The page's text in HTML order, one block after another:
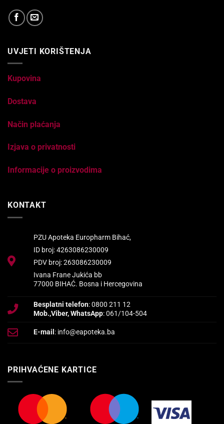
UVJETI KORIŠTENJA
Kupovina
Dostava
Način plaćanja
Izjava o privatnosti
Informacije o proizvodima
KONTAKT
PZU Apoteka Europharm Bihać,
ID broj: 4263086230009
PDV broj: 263086230009
Ivana Frane Jukića bb
77000 BIHAĆ. Bosna i Hercegovina
Besplatni telefon: 0800 211 12
Mob.,Viber, WhatsApp: 061/104-504
E-mail : info@eapoteka.ba
PRIHVAĆENE KARTICE